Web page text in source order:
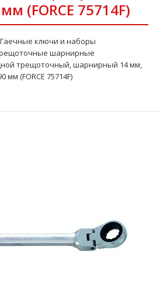
(FORCE 75714F)
Гаечные ключи и наборы
шарнирные
трещоточный, шарнирный 14 мм,
мм (FORCE 75714F)